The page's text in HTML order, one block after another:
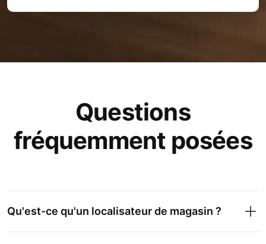
Questions
fréquemment posées
Qu'est-ce qu'un localisateur de magasin ?